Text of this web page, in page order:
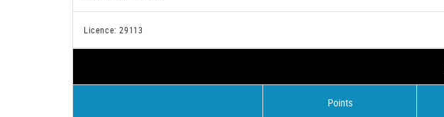
Licence: 29113
Points